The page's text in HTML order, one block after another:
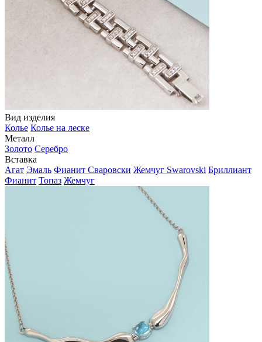
Вид изделия
Колье Колье на леске
Металл
Золото Серебро
Вставка
Агат Эмаль Фианит Сваровски Жемчуг Swarovski Бриллиант
Фианит Топаз Жемчуг